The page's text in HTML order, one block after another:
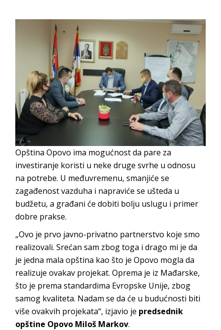
Opština Opovo ima mogućnost da pare za
investiranje koristi u neke druge svrhe u odnosu
na potrebe. U međuvremenu, smanjiće se
zagađenost vazduha i napraviće se ušteda u
budžetu, a građani će dobiti bolju uslugu i primer
dobre prakse.
„Ovo je prvo javno-privatno partnerstvo koje smo
realizovali. Srećan sam zbog toga i drago mi je da
je jedna mala opština kao što je Opovo mogla da
realizuje ovakav projekat. Oprema je iz Mađarske,
što je prema standardima Evropske Unije, zbog
samog kvaliteta. Nadam se da će u budućnosti biti
više ovakvih projekata“, izjavio je predsednik
opštine Opovo Miloš Markov.